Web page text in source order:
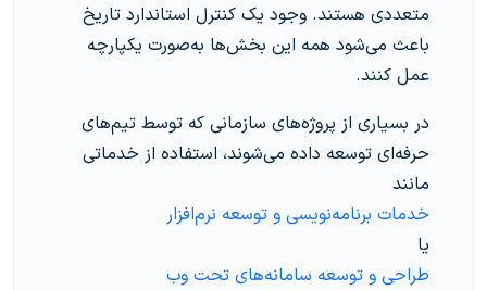
متعددی هستند. وجود یک کنترل استاندارد تاریخ
باعث می‌شود همه این بخش‌ها به‌صورت یکپارچه
عمل کنند.
در بسیاری از پروژه‌های سازمانی که توسط تیم‌های
حرفه‌ای توسعه داده می‌شوند، استفاده از خدماتی
مانند
خدمات برنامه‌نویسی و توسعه نرم‌افزار
یا
طراحی و توسعه سامانه‌های تحت وب